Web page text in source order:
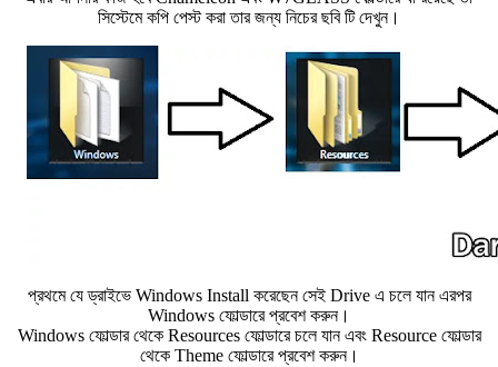
সিস্টেমে কপি পেস্ট করা তার জন্য নিচের ছবি টি দেখুন।
প্রথমে যে ড্রাইভে Windows Install করেছেন সেই Drive এ চলে যান এরপর
Windows ফোল্ডারে প্রবেশ করুন।
Windows ফোল্ডার থেকে Resources ফোল্ডারে চলে যান এবং Resource ফোল্ডার
থেকে Theme ফোল্ডারে প্রবেশ করুন।